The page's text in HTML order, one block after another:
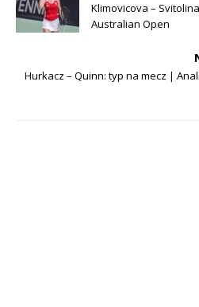
Klimovicova –
Australian Open
Hurkacz – Quinn: typ na mecz |